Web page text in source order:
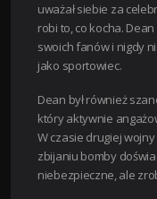
uważał siebie za
robi to, co kocha.
swoich fanów i nigdy
jako sportowiec.
Dean był również
który aktywnie
W czasie drugiej
zbijaniu bomby
niebezpieczne, ale